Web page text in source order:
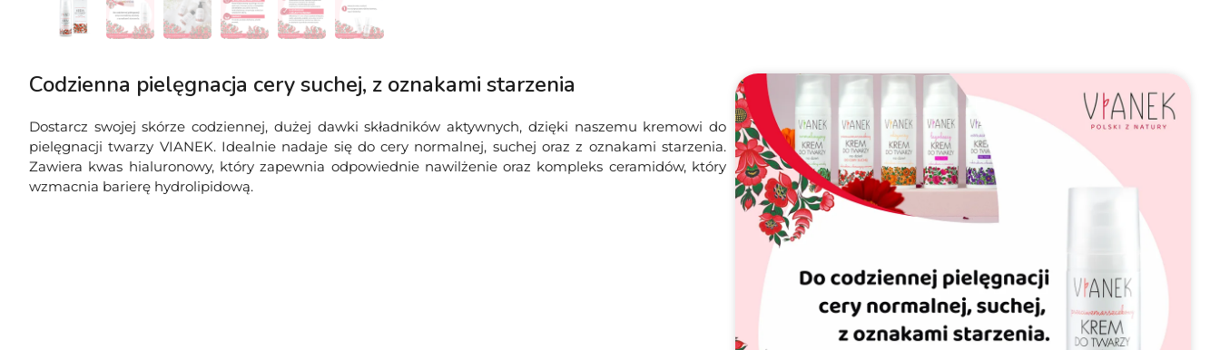
Codzienna pielęgnacja cery suchej, z oznakami starzenia
Dostarcz swojej skórze codziennej, dużej dawki składników aktywnych, dzięki naszemu kremowi do
pielęgnacji twarzy VIANEK. Idealnie nadaje się do cery normalnej, suchej oraz z oznakami starzenia.
Zawiera kwas hialuronowy, który zapewnia odpowiednie nawilżenie oraz kompleks ceramidów, który
wzmacnia barierę hydrolipidową.